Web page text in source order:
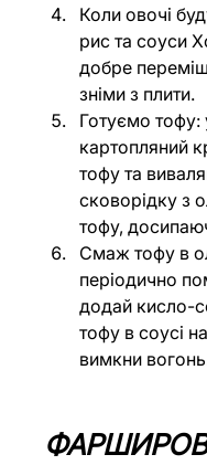
Коли овочі
рис та соуси
добре
зніми з плити.
Готуємо тофу:
картопляний
тофу та
сковорідку з
тофу,
Смаж тофу в
періодично
додай кисло-
тофу в соусі
вимкни